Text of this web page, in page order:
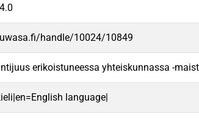
handle/10024/10849
erikoistuneessa yhteiskunnassa -
language|